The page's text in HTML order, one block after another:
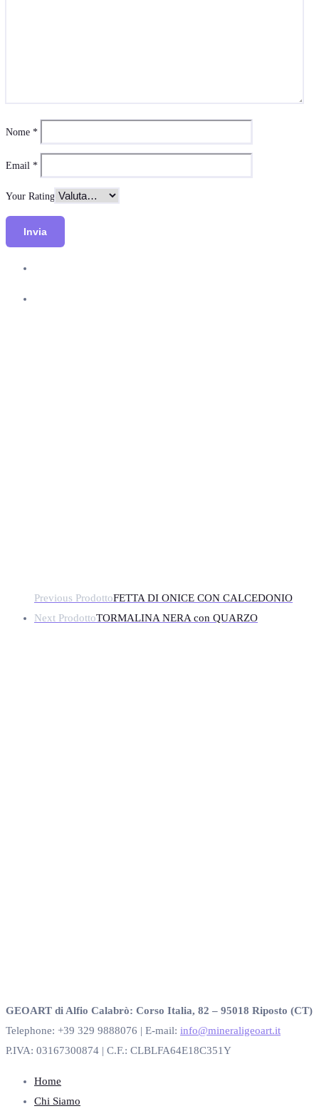
Nome *
Email *
Your Rating
Previous ProdottoFETTA DI ONICE CON CALCEDONIO
Next ProdottoTORMALINA NERA con QUARZO
GEOART di Alfio Calabrò: Corso Italia, 82 – 95018 Riposto (CT)
Telephone: +39 329 9888076 | E-mail: info@mineraligeoart.it
P.IVA: 03167300874 | C.F.: CLBLFA64E18C351Y
Home
Chi Siamo